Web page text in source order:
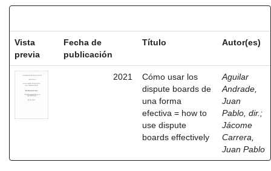
Vista
previa
Fecha de
publicación
Título Autor(es)
2021
Cómo usar los
dispute boards de
una forma
efectiva = how to
use dispute
boards effectively
Aguilar
Andrade,
Juan
Pablo, dir. ;
Jácome
Carrera,
Juan Pablo